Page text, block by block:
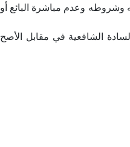
وشروطه وعدم مباشرة البائع أو
الشافعية في مقابل الأصح